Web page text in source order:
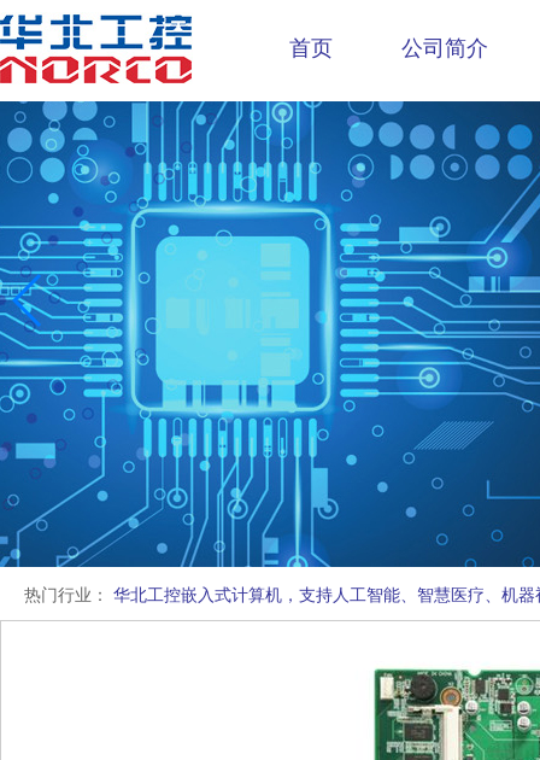
首页 公司简介
热门行业： 华北工控嵌入式计算机，支持人工智能、智慧医疗、机